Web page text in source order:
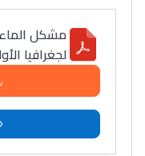
مشكل الماء
لجغرافيا